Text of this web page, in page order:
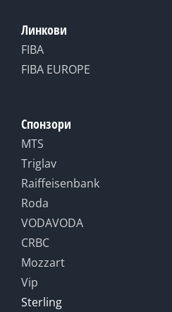
Линкови
FIBA
FIBA EUROPE
Спонзори
MTS
Triglav
Raiffeisenbank
Roda
VODAVODA
CRBC
Mozzart
Vip
Sterling